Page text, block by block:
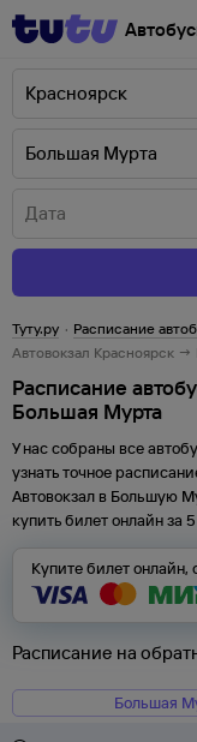
Туту.ру · Расписание
Автовокзал Красноярск
Расписание
Большая Мурта
У нас собраны все
узнать точное
Автовокзал в Большую
купить билет онлайн за
Купите билет онлайн,
Расписание на
Большая